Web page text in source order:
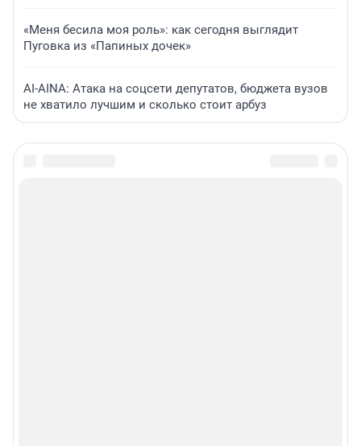
«Меня бесила моя роль»: как сегодня выглядит
Пуговка из «Папиных дочек»
AI-AINA: Атака на соцсети депутатов, бюджета вузов
не хватило лучшим и сколько стоит арбуз